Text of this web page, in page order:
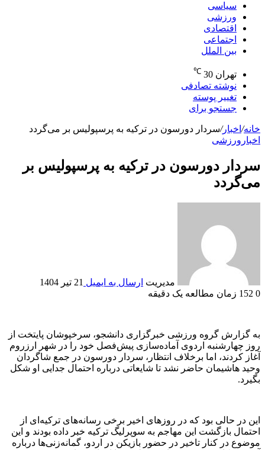
سیاسی
ورزشی
اقتصادی
اجتماعی
بین الملل
تهران 30
℃
نوشته تصادفی
تغییر پوسته
جستجو برای
خانه/ اخبار/سردار دورسون در ترکیه به پرسپولیس بر می‌گردد
اخبار ورزشی
سردار دورسون در ترکیه به پرسپولیس بر
می‌گردد
مدیریت ارسال به ایمیل 21 تیر 1404
0
زمان مطالعه یک دقیقه
به گزارش گروه ورزشی خبرگزاری دانشجو، سرخپوشان پایتخت از
روز چهارشنبه اردوی آماده‌سازی پیش‌فصل خود را در شهر ارزروم
آغاز کردند، اما برخلاف انتظار، سردار دورسون در جمع شاگردان
وحید هاشیمان حاضر نشد تا شایعاتی درباره احتمال جدایی او شکل
بگیرد.
این در حالی بود که در روزهای اخیر برخی رسانه‌های ترکیه‌ای از
احتمال بازگشت این مهاجم به سوپرلیگ ترکیه خبر داده بودند و این
موضوع در کنار تاخیر در حضور بازیکن در اردو، گمانه‌زنی‌ها درباره